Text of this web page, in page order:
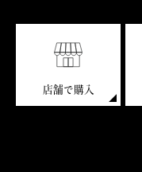
店舗で購入